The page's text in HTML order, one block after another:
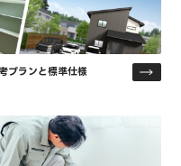
プランと標準仕様